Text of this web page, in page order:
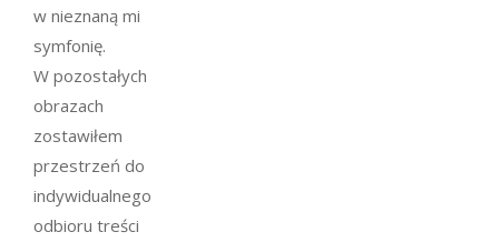
w nieznaną mi
symfonię.
W pozostałych
obrazach
zostawiłem
przestrzeń do
indywidualnego
odbioru treści